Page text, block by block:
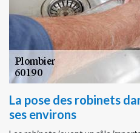
La pose des robinets
ses environs